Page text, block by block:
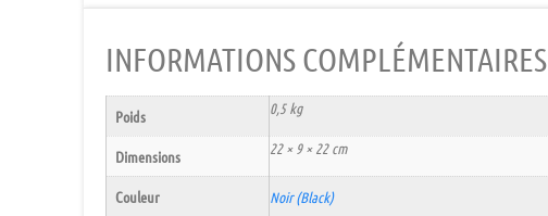
INFORMATIONS COMPLÉMENTAIRES
Poids 0,5 kg
Dimensions 22 × 9 × 22 cm
Couleur Noir (Black)